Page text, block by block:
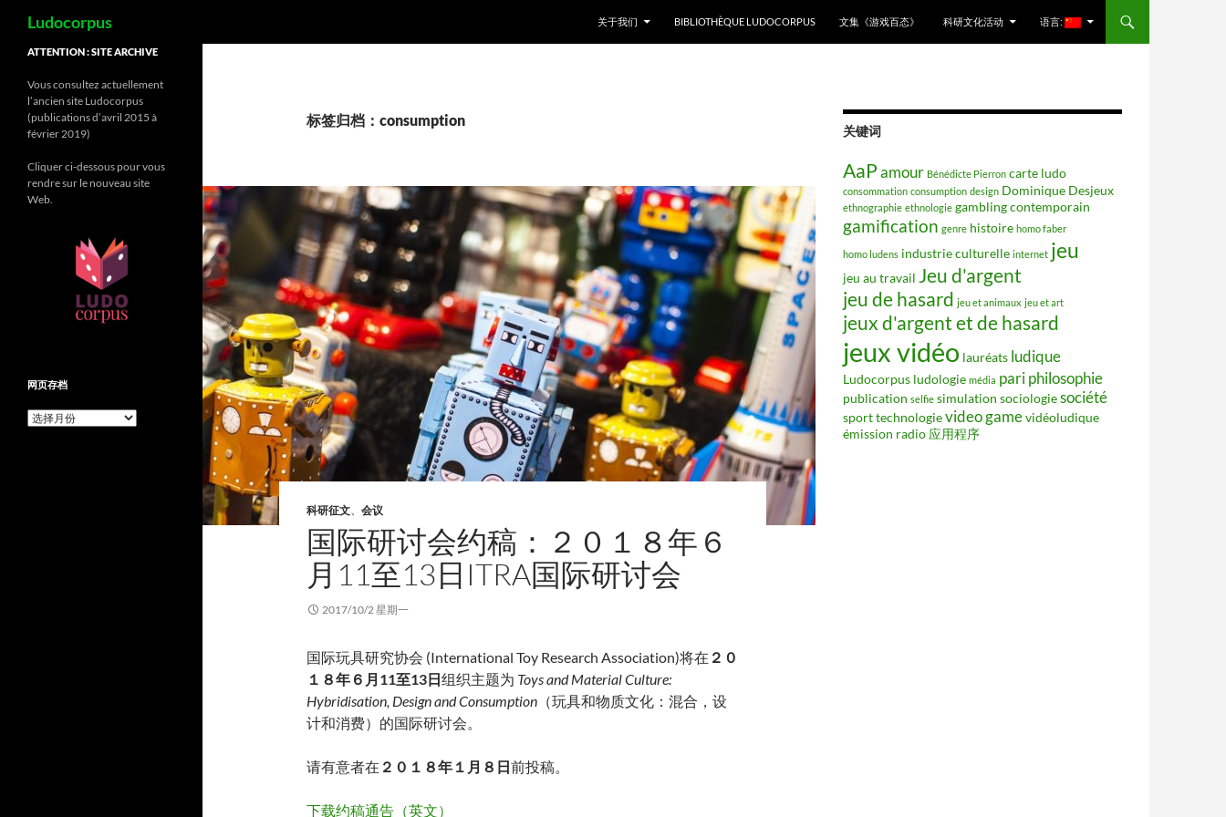
Ludocorpus 关于我们 BIBLIOTHÈQUE LUDOCORPUS 文集《游戏百态》 科研文化活动 语言:
标签归档：consumption
科研征文、 会议
国际研讨会约稿：２０１８年６
月11至13日ITRA国际研讨会
2017/10/2 星期一
国际玩具研究协会 (International Toy Research Association)将在 ２０
１８年６月11至13日组织主题为 Toys and Material Culture:
Hybridisation, Design and Consumption （玩具和物质文化：混合，设
计和消费）的国际研讨会。
请有意者在 ２０１８年１月８日前投稿。
下载约稿通告（英文）
关键词
AaPamour Bénédicte Pierron carte ludo
consommation consumption design Dominique Desjeux
ethnographie ethnologie gambling contemporain
gamification genre histoire homo faber
homo ludens industrie culturelle internet jeu
jeu au travail Jeu d'argent
jeu de hasard jeu et animaux jeu et art
jeux d'argent et de hasard
jeux vidéo lauréats ludique
Ludocorpus ludologie média pariphilosophie
publication selfie simulation sociologiesociété
sporttechnologievideo gamevidéoludique
émission radio 应用程序
ATTENTION : SITE ARCHIVE
Vous consultez actuellement
l’ancien site Ludocorpus
(publications d’avril 2015 à
février 2019)
Cliquer ci-dessous pour vous
rendre sur le nouveau site
Web.
网页存档
网